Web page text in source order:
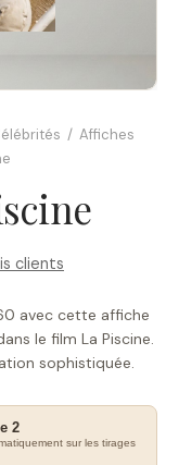
/ Affiches
clients
avec cette affiche
le film La Piscine.
sophistiquée.
2
sur les tirages